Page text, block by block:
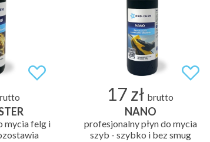
mycia felg i
17 zł brutto
NANO
profesjonalny płyn do mycia
szyb - szybko i bez smug